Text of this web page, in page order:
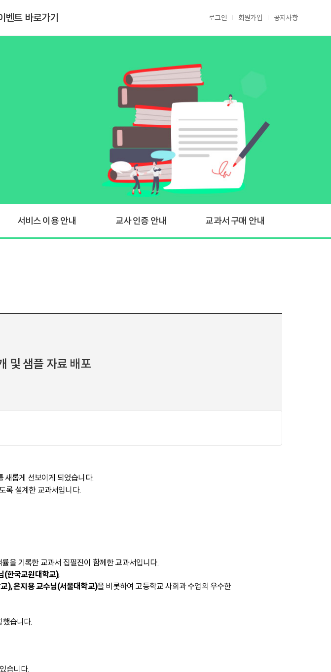
벤트 바로가기 로그인 회원가입 공지사항
서비스 이용 안내 교사 인증 안내 교과서 구매 안내
및 샘플 자료 배포
새롭게 선보이게 되었습니다.
록 설계한 교과서입니다.
을 기록한 교과서 집필진이 함께한 교과서입니다.
(한국교원대학교),
),은지용 교수님(서울대학교)을 비롯하여 고등학교 사회과 수업의 우수한
했습니다.
습니다.